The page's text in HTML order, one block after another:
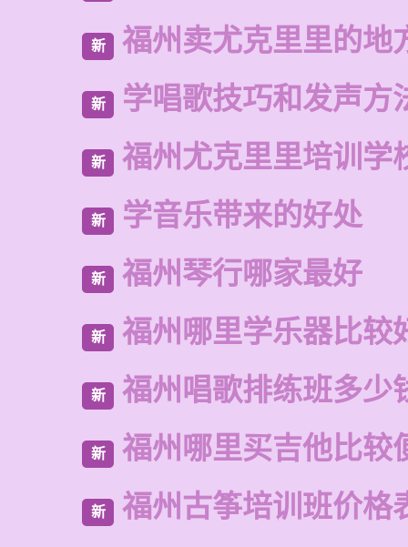
新 福州卖尤克里里的地
新 学唱歌技巧和发声方
新 福州尤克里里培训学
新 学音乐带来的好处
新 福州琴行哪家最好
新 福州哪里学乐器比较
新 福州唱歌排练班多少
新 福州哪里买吉他比较
新 福州古筝培训班价格